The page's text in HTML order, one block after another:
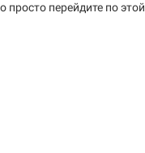
просто перейдите по этой